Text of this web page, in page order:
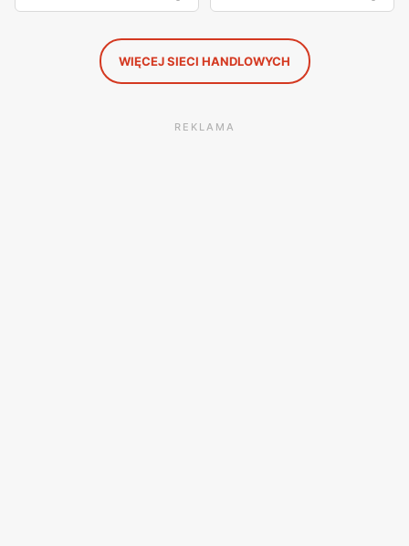
WIĘCEJ SIECI HANDLOWYCH
REKLAMA